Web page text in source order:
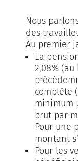
Nous
des
Au premier
La
2,08%
complète
minimum
brut par
Pour une
montant
Pour les